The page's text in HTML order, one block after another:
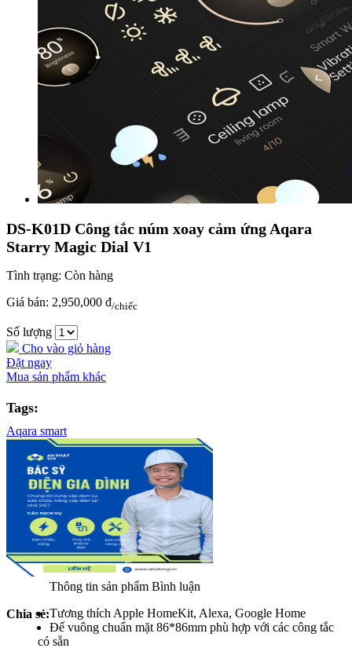
DS-K01D Công tắc núm xoay cảm ứng Aqara
Starry Magic Dial V1
Tình trạng: Còn hàng
Giá bán: 2,950,000 đ/chiếc
Số lượng
Cho vào giỏ hàng
Đặt ngay
Mua sản phẩm khác
Tags:
Aqara smart
Chia sẻ:
Thông tin sản phẩm Bình luận
Tương thích Apple HomeKit, Alexa, Google Home
Đế vuông chuẩn mặt 86*86mm phù hợp với các công tắc
có sẵn